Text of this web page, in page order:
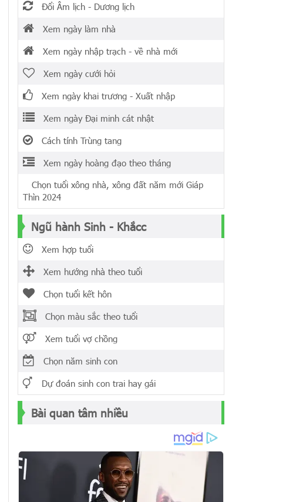
Đổi Âm lịch - Dương lịch
Xem ngày làm nhà
Xem ngày nhập trạch - về nhà mới
Xem ngày cưới hỏi
Xem ngày khai trương - Xuất nhập
Xem ngày Đại minh cát nhật
Cách tính Trùng tang
Xem ngày hoàng đạo theo tháng
Chọn tuổi xông nhà, xông đất năm mới Giáp
Thìn 2024
Ngũ hành Sinh - Khắcc
Xem hợp tuổi
Xem hướng nhà theo tuổi
Chọn tuổi kết hôn
Chọn màu sắc theo tuổi
Xem tuổi vợ chồng
Chọn năm sinh con
Dự đoán sinh con trai hay gái
Bài quan tâm nhiều